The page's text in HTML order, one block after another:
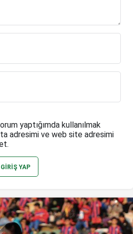
yaptığımda kullanılmak
adresimi ve web site adresimi
GIRIŞ YAP